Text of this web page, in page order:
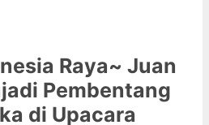
Raya~ Juan
Pembentang
di Upacara